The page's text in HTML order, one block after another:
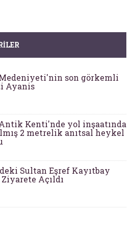
son görkemli
Ayanis
Kenti'nde yol inşaatında
2 metrelik anıtsal heykel
Sultan Eşref Kayıtbay
Açıldı